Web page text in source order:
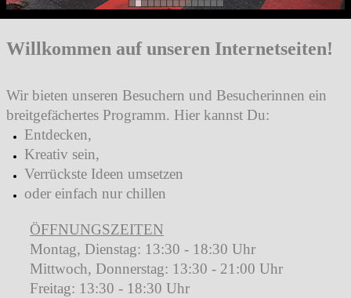
Willkommen auf unseren Internetseiten!
Wir bieten unseren Besuchern und Besucherinnen ein
breitgefächertes Programm. Hier kannst Du:
Entdecken,
Kreativ sein,
Verrückste Ideen umsetzen
oder einfach nur chillen
ÖFFNUNGSZEITEN
Montag, Dienstag: 13:30 - 18:30 Uhr
Mittwoch, Donnerstag: 13:30 - 21:00 Uhr
Freitag: 13:30 - 18:30 Uhr